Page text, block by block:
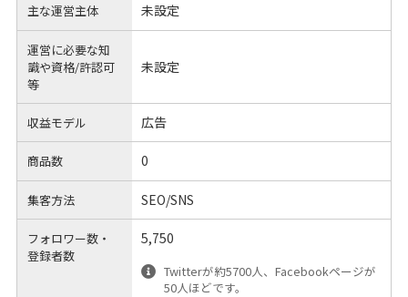
主な運営主体 未設定
運営に必要な知
識や資格/許認可
等
未設定
収益モデル 広告
商品数 0
集客方法 SEO/SNS
フォロワー数・
登録者数
5,750
Twitterが約5700人、Facebookページが
50人ほどです。